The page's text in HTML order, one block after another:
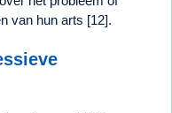
van hun arts [12].